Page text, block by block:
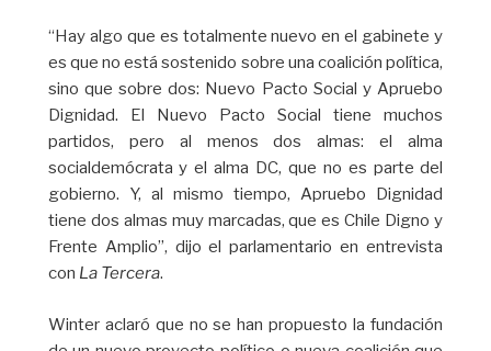
“Hay algo que es totalmente nuevo en el gabinete y
es que no está sostenido sobre una coalición política,
sino que sobre dos: Nuevo Pacto Social y Apruebo
Dignidad. El Nuevo Pacto Social tiene muchos
partidos, pero al menos dos almas: el alma
socialdemócrata y el alma DC, que no es parte del
gobierno. Y, al mismo tiempo, Apruebo Dignidad
tiene dos almas muy marcadas, que es Chile Digno y
Frente Amplio”, dijo el parlamentario en entrevista
con La Tercera.
Winter aclaró que no se han propuesto la fundación